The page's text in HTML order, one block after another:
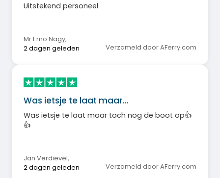
Uitstekend personeel
Mr Erno Nagy,
2 dagen geleden
Verzameld door AFerry.com
Was ietsje te laat maar…
Was ietsje te laat maar toch nog de boot op👍
👍
Jan Verdievel,
2 dagen geleden
Verzameld door AFerry.com